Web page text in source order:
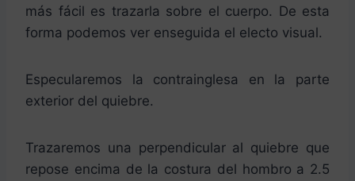
más fácil es trazarla sobre el cuerpo. De esta
forma podemos ver enseguida el electo visual.
Especularemos la contrainglesa en la parte
exterior del quiebre.
Trazaremos una perpendicular al quiebre que
repose encima de la costura del hombro a 2.5